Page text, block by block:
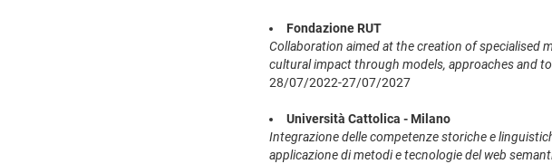
Fondazione RUT
Collaboration aimed at the creation of specialised
cultural impact through models, approaches and
28/07/2022-27/07/2027
Università Cattolica - Milano
Integrazione delle competenze storiche e
applicazione di metodi e tecnologie del web